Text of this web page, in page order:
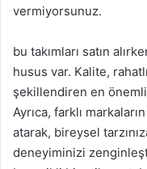
vermiyorsunuz.
bu takımları satın
husus var. Kalite,
şekillendiren en önemli
Ayrıca, farklı
atarak, bireysel
deneyiminizi